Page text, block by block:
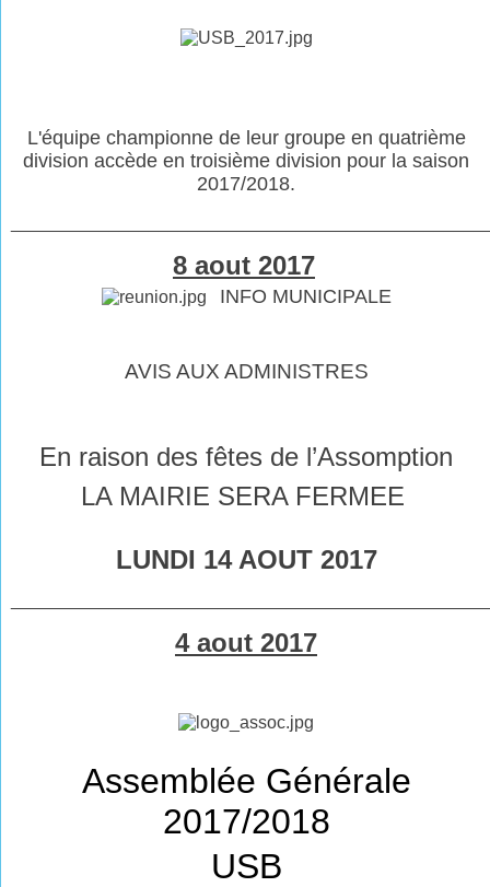
L'équipe championne de leur groupe en quatrième
division accède en troisième division pour la saison
2017/2018.
8 aout 2017
INFO MUNICIPALE
AVIS AUX ADMINISTRES
En raison des fêtes de l’Assomption
LA MAIRIE SERA FERMEE
LUNDI 14 AOUT 2017
4 aout 2017
Assemblée Générale
2017/2018
USB